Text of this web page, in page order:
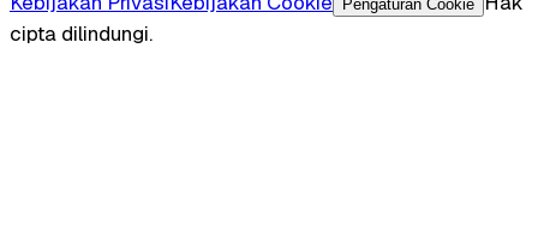
Pengaturan Cookie
cipta dilindungi.